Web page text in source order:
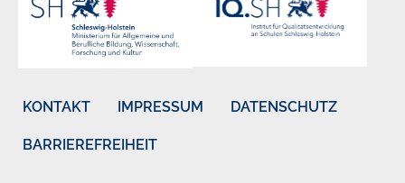
KONTAKT IMPRESSUM DATENSCHUTZ
BARRIEREFREIHEIT